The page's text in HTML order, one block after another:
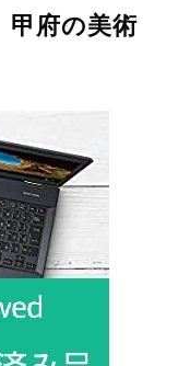
甲府の美術